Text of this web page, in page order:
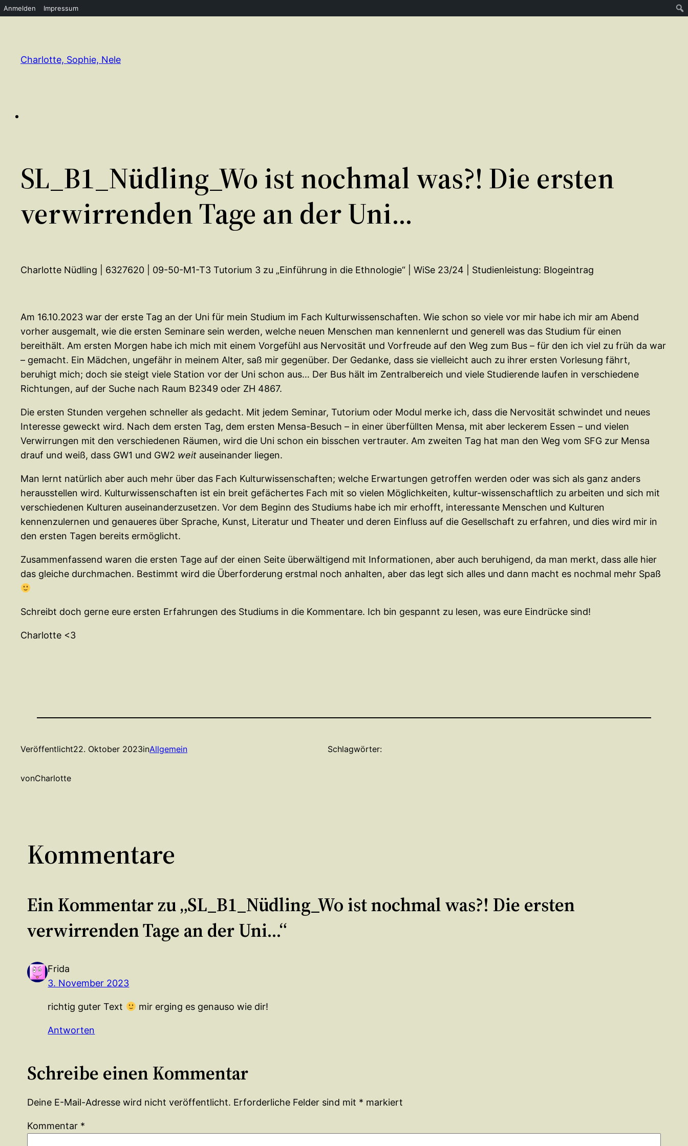
Anmelden Impressum
springen
Charlotte, Sophie, Nele
SL_B1_Nüdling_Wo ist nochmal was?! Die ersten
verwirrenden Tage an der Uni…
Charlotte Nüdling | 6327620 | 09-50-M1-T3 Tutorium 3 zu „Einführung in die Ethnologie“ | WiSe 23/24 | Studienleistung: Blogeintrag
Am 16.10.2023 war der erste Tag an der Uni für mein Studium im Fach Kulturwissenschaften. Wie schon so viele vor mir habe ich mir am Abend
vorher ausgemalt, wie die ersten Seminare sein werden, welche neuen Menschen man kennenlernt und generell was das Studium für einen
bereithält. Am ersten Morgen habe ich mich mit einem Vorgefühl aus Nervosität und Vorfreude auf den Weg zum Bus – für den ich viel zu früh da war
– gemacht. Ein Mädchen, ungefähr in meinem Alter, saß mir gegenüber. Der Gedanke, dass sie vielleicht auch zu ihrer ersten Vorlesung fährt,
beruhigt mich; doch sie steigt viele Station vor der Uni schon aus… Der Bus hält im Zentralbereich und viele Studierende laufen in verschiedene
Richtungen, auf der Suche nach Raum B2349 oder ZH 4867.
Die ersten Stunden vergehen schneller als gedacht. Mit jedem Seminar, Tutorium oder Modul merke ich, dass die Nervosität schwindet und neues
Interesse geweckt wird. Nach dem ersten Tag, dem ersten Mensa-Besuch – in einer überfüllten Mensa, mit aber leckerem Essen – und vielen
Verwirrungen mit den verschiedenen Räumen, wird die Uni schon ein bisschen vertrauter. Am zweiten Tag hat man den Weg vom SFG zur Mensa
drauf und weiß, dass GW1 und GW2 weit auseinander liegen.
Man lernt natürlich aber auch mehr über das Fach Kulturwissenschaften; welche Erwartungen getroffen werden oder was sich als ganz anders
herausstellen wird. Kulturwissenschaften ist ein breit gefächertes Fach mit so vielen Möglichkeiten, kultur-wissenschaftlich zu arbeiten und sich mit
verschiedenen Kulturen auseinanderzusetzen. Vor dem Beginn des Studiums habe ich mir erhofft, interessante Menschen und Kulturen
kennenzulernen und genaueres über Sprache, Kunst, Literatur und Theater und deren Einfluss auf die Gesellschaft zu erfahren, und dies wird mir in
den ersten Tagen bereits ermöglicht.
Zusammenfassend waren die ersten Tage auf der einen Seite überwältigend mit Informationen, aber auch beruhigend, da man merkt, dass alle hier
das gleiche durchmachen. Bestimmt wird die Überforderung erstmal noch anhalten, aber das legt sich alles und dann macht es nochmal mehr Spaß
Schreibt doch gerne eure ersten Erfahrungen des Studiums in die Kommentare. Ich bin gespannt zu lesen, was eure Eindrücke sind!
Charlotte <3
Veröffentlicht22. Oktober 2023inAllgemein
vonCharlotte
Schlagwörter:
Kommentare
Ein Kommentar zu „SL_B1_Nüdling_Wo ist nochmal was?! Die ersten
verwirrenden Tage an der Uni…“
Frida
3. November 2023
richtig guter Text mir erging es genauso wie dir!
Antworten
Schreibe einen Kommentar
Deine E-Mail-Adresse wird nicht veröffentlicht. Erforderliche Felder sind mit * markiert
Kommentar *